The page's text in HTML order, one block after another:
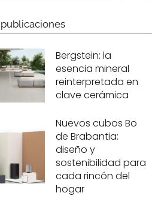
Bergstein: la
esencia mineral
reinterpretada en
clave cerámica
Nuevos cubos Bo
de Brabantia:
diseño y
sostenibilidad para
cada rincón del
hogar